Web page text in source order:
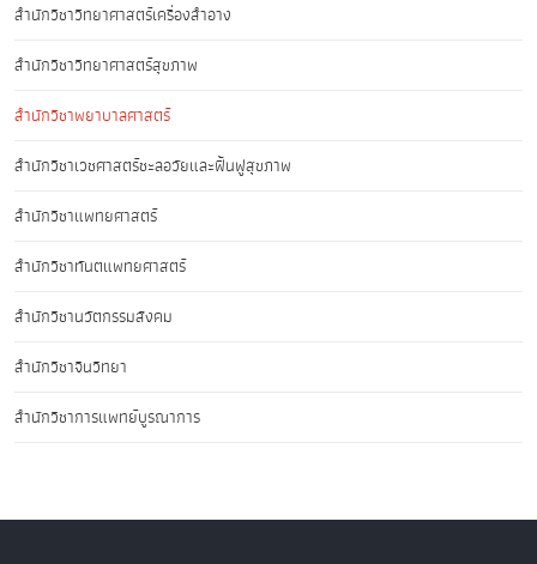
สำนักวิชาวิทยาศาสตร์เครื่องสำอาง
สำนักวิชาวิทยาศาสตร์สุขภาพ
สำนักวิชาพยาบาลศาสตร์
สำนักวิชาเวชศาสตร์ชะลอวัยและฟื้นฟูสุขภาพ
สำนักวิชาแพทยศาสตร์
สำนักวิชาทันตแพทยศาสตร์
สำนักวิชานวัตกรรมสังคม
สำนักวิชาจีนวิทยา
สำนักวิชาการแพทย์บูรณาการ